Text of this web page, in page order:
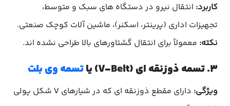
کاربرد: انتقال نیرو در دستگاه های سبک و متوسط،
تجهیزات اداری (پرینتر، اسکنر)، ماشین آلات کوچک صنعتی.
نکته: معمولاً برای انتقال گشتاورهای بالا طراحی نشده اند.
۳. تسمه ذوزنقه ای (V-Belt) یا تسمه وی بلت
ویژگی:
دارای مقطع ذوزنقه ای که در شیارهای V شکل پولی